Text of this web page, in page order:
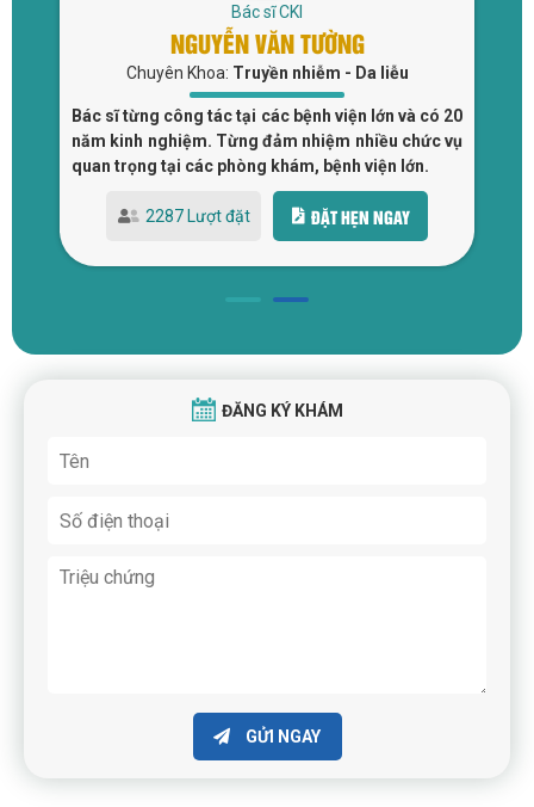
Bác sĩ CKI
NGUYỄN VĂN TƯỜNG
Chuyên Khoa: Truyền nhiễm - Da liễu
Bác sĩ từng công tác tại các bệnh viện lớn và có 20
năm kinh nghiệm. Từng đảm nhiệm nhiều chức vụ
quan trọng tại các phòng khám, bệnh viện lớn.
2287 Lượt đặt ĐẶT HẸN NGAY
ĐĂNG KÝ KHÁM
GỬI NGAY